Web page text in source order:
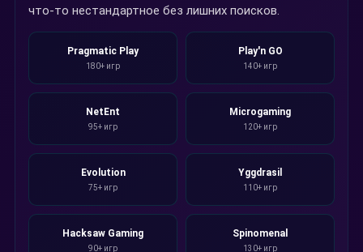
что-то нестандартное без лишних поисков.
Pragmatic Play
180+ игр
Play'n GO
140+ игр
NetEnt
95+ игр
Microgaming
120+ игр
Evolution
75+ игр
Yggdrasil
110+ игр
Hacksaw Gaming
90+ игр
Spinomenal
130+ игр